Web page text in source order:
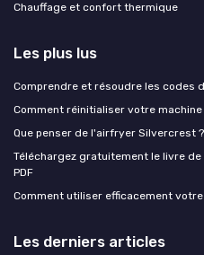
Chauffage et confort thermique
Les plus lus
Comprendre et résoudre les codes
Comment réinitialiser votre machine
Que penser de l'airfryer Silvercrest ?
Téléchargez gratuitement le livre
PDF
Comment utiliser efficacement
Les derniers articles